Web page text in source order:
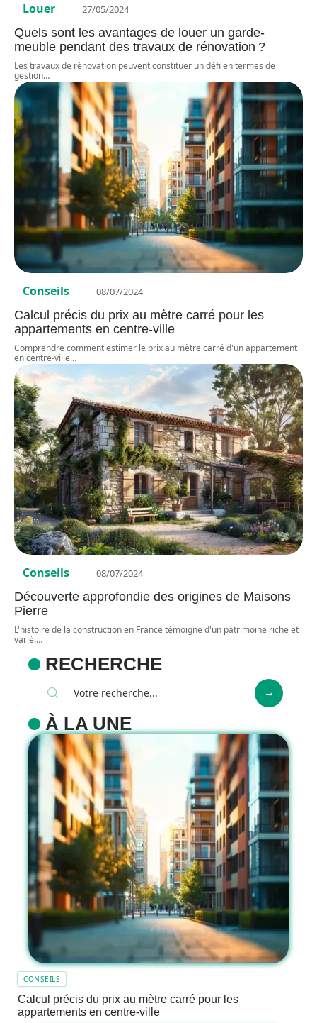
Louer 27/05/2024
Quels sont les avantages de louer un garde-
meuble pendant des travaux de rénovation ?
Les travaux de rénovation peuvent constituer un défi en termes de
gestion…
Conseils 08/07/2024
Calcul précis du prix au mètre carré pour les
appartements en centre-ville
Comprendre comment estimer le prix au mètre carré d'un appartement
en centre-ville…
Conseils 08/07/2024
Découverte approfondie des origines de Maisons
Pierre
L'histoire de la construction en France témoigne d'un patrimoine riche et
varié.…
RECHERCHE
À LA UNE
CONSEILS
Calcul précis du prix au mètre carré pour les
appartements en centre-ville